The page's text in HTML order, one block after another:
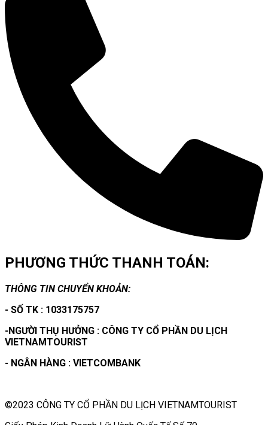
PHƯƠNG THỨC THANH TOÁN:
THÔNG TIN CHUYỂN KHOẢN:
- SỐ TK : 1033175757
-NGƯỜI THỤ HƯỞNG : CÔNG TY CỔ PHẦN DU LỊCH
VIETNAMTOURIST
- NGÂN HÀNG : VIETCOMBANK
©2023 CÔNG TY CỔ PHẦN DU LỊCH VIETNAMTOURIST